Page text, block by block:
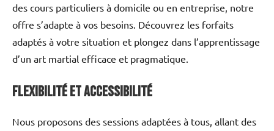
des cours particuliers à domicile ou en entreprise, notre
offre s’adapte à vos besoins. Découvrez les forfaits
adaptés à votre situation et plongez dans l’apprentissage
d’un art martial efficace et pragmatique.
Flexibilité et Accessibilité
Nous proposons des sessions adaptées à tous, allant des